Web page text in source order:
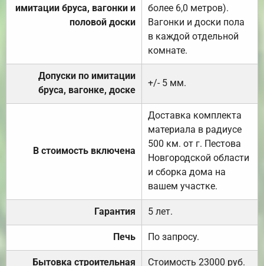
имитации бруса, вагонки и
половой доски
более 6,0 метров).
Вагонки и доски пола
в каждой отдельной
комнате.
Допуски по имитации
бруса, вагонке, доске
+/- 5 мм.
В стоимость включена
Доставка комплекта
материала в радиусе
500 км. от г. Пестова
Новгородской области
и сборка дома на
вашем участке.
Гарантия 5 лет.
Печь По запросу.
Бытовка строительная
Стоимость 23000 руб.